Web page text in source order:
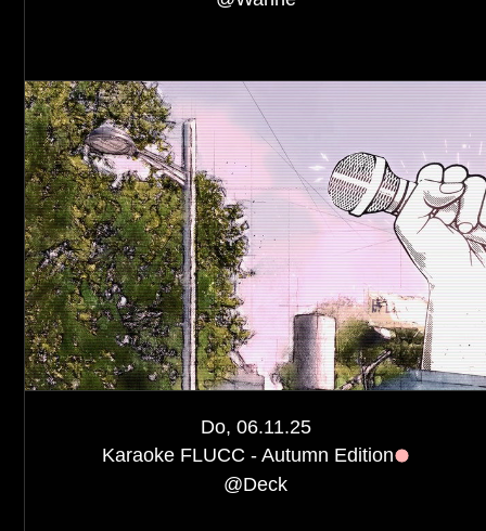
Do, 06.11.25
Karaoke FLUCC - Autumn Edition
@Deck